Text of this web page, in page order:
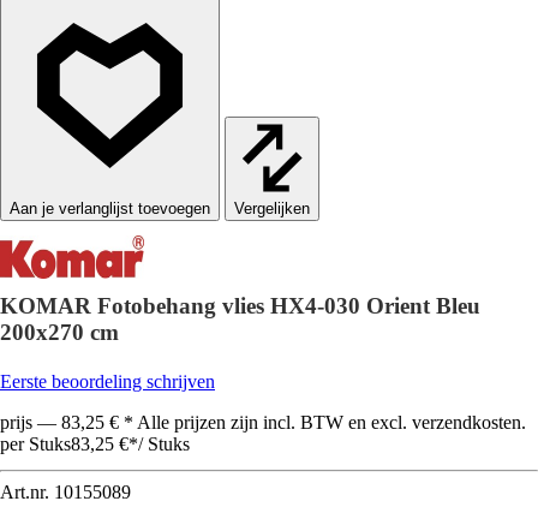
Vergelijken
KOMAR Fotobehang vlies HX4-030 Orient Bleu
200x270 cm
Eerste beoordeling schrijven
prijs — 83,25 € * Alle prijzen zijn incl. BTW en excl. verzendkosten.
per Stuks83,25 €*/ Stuks
Art.nr. 10155089